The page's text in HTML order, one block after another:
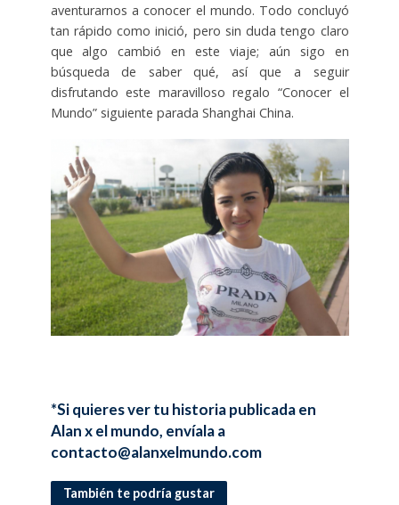
aventurarnos a conocer el mundo. Todo concluyó
tan rápido como inició, pero sin duda tengo claro
que algo cambió en este viaje; aún sigo en
búsqueda de saber qué, así que a seguir
disfrutando este maravilloso regalo “Conocer el
Mundo” siguiente parada Shanghai China.
*Si quieres ver tu historia publicada en
Alan x el mundo, envíala a
contacto@alanxelmundo.com
También te podría gustar